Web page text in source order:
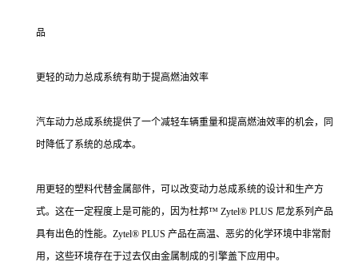
品
更轻的动力总成系统有助于提高燃油效率
汽车动力总成系统提供了一个减轻车辆重量和提高燃油效率的机会，同
时降低了系统的总成本。
用更轻的塑料代替金属部件，可以改变动力总成系统的设计和生产方
式。这在一定程度上是可能的，因为杜邦™ Zytel® PLUS 尼龙系列产品
具有出色的性能。Zytel® PLUS 产品在高温、恶劣的化学环境中非常耐
用，这些环境存在于过去仅由金属制成的引擎盖下应用中。